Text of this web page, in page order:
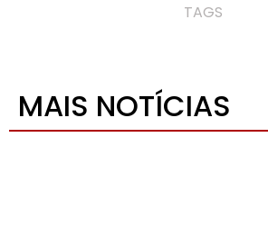
TAGS
MAIS NOTÍCIAS